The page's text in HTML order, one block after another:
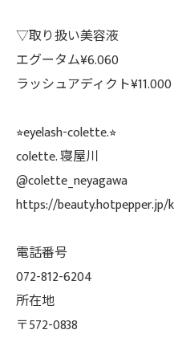
▽取り扱い美容液
エグータム¥6.060
ラッシュアディクト¥11.000
⭐︎eyelash-colette.⭐︎
colette. 寝屋川
@colette_neyagawa
https://beauty.hotpepper.jp/
電話番号
072-812-6204
所在地
〒572-0838